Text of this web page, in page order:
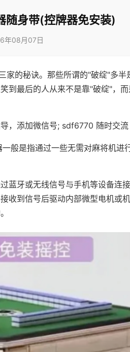
随身带(控牌器免安装)
年08月07日
家的秘诀。那些所谓的"破绽"多半
到最后的人从来不是靠"破绽"，
，添加微信号; sdf6770 随时交流
般是指通过一些无需对麻将机进
蓝牙或无线信号与手机等设备连
收到信号后驱动内部微型电机或